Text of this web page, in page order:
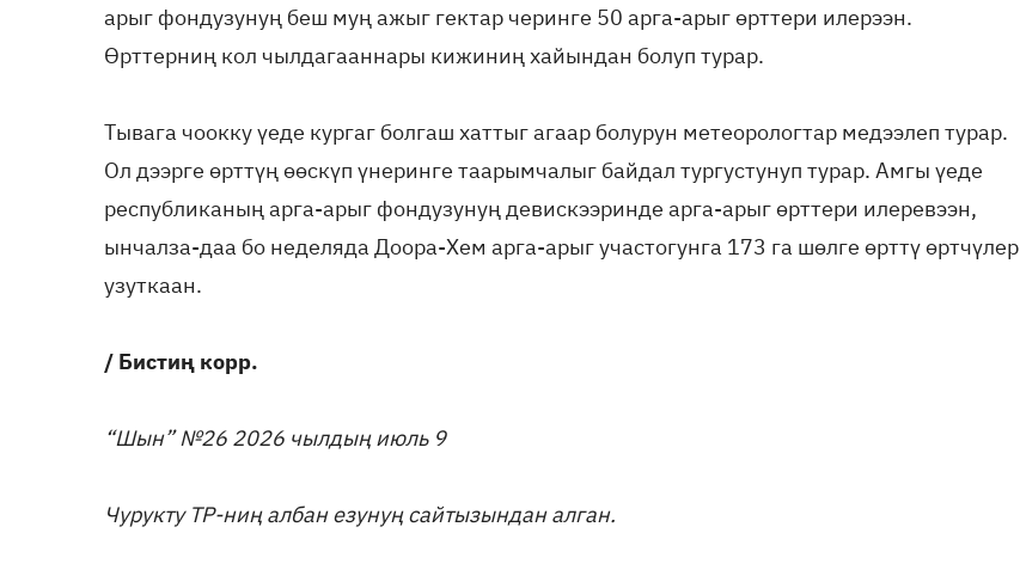
арыг фондузунуң беш муң ажыг гектар черинге 50 арга-арыг өрттери илерээн.
Өрттерниң кол чылдагааннары кижиниң хайындан болуп турар.
Тывага чоокку үеде кургаг болгаш хаттыг агаар болурун метеорологтар медээлеп турар.
Ол дээрге өрттүң өөскүп үнеринге таарымчалыг байдал тургустунуп турар. Амгы үеде
республиканың арга-арыг фондузунуң девискээринде арга-арыг өрттери илеревээн,
ынчалза-даа бо неделяда Доора-Хем арга-арыг участогунга 173 га шөлге өрттү өртчүлер
узуткаан.
/ Бистиң корр.
“Шын” №26 2026 чылдың июль 9
Чурукту ТР-ниң албан езунуң сайтызындан алган.